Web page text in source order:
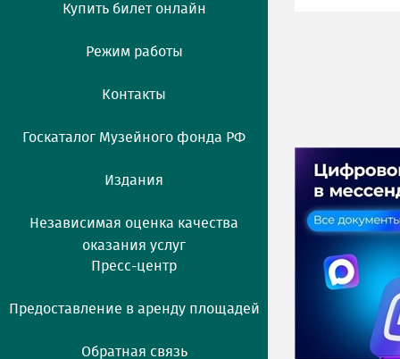
Купить билет онлайн
Режим работы
Контакты
Госкаталог Музейного фонда РФ
Издания
Независимая оценка качества
оказания услуг
Пресс-центр
Предоставление в аренду площадей
Обратная связь